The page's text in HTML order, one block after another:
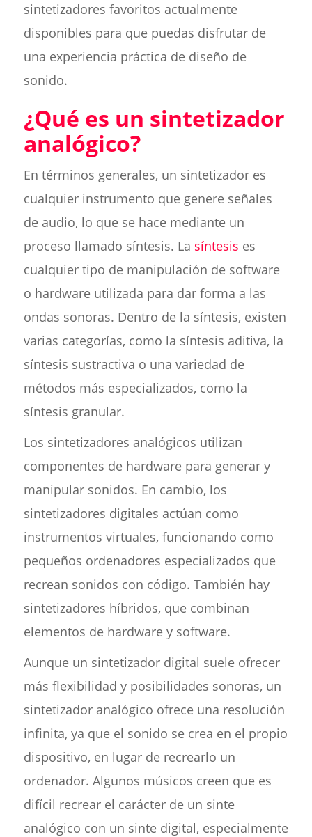
sintetizadores favoritos actualmente
disponibles para que puedas disfrutar de
una experiencia práctica de diseño de
sonido.
¿Qué es un sintetizador
analógico?
En términos generales, un sintetizador es
cualquier instrumento que genere señales
de audio, lo que se hace mediante un
proceso llamado síntesis. La síntesis es
cualquier tipo de manipulación de software
o hardware utilizada para dar forma a las
ondas sonoras. Dentro de la síntesis, existen
varias categorías, como la síntesis aditiva, la
síntesis sustractiva o una variedad de
métodos más especializados, como la
síntesis granular.
Los sintetizadores analógicos utilizan
componentes de hardware para generar y
manipular sonidos. En cambio, los
sintetizadores digitales actúan como
instrumentos virtuales, funcionando como
pequeños ordenadores especializados que
recrean sonidos con código. También hay
sintetizadores híbridos, que combinan
elementos de hardware y software.
Aunque un sintetizador digital suele ofrecer
más flexibilidad y posibilidades sonoras, un
sintetizador analógico ofrece una resolución
infinita, ya que el sonido se crea en el propio
dispositivo, en lugar de recrearlo un
ordenador. Algunos músicos creen que es
difícil recrear el carácter de un sinte
analógico con un sinte digital, especialmente